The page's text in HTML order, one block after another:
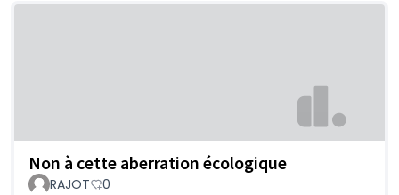
Non à cette aberration écologique
RAJOT 0